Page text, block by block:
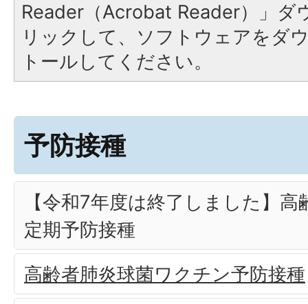
Reader（Acrobat Reader）」ダ
リックして、ソフトウェアをダ
トールしてください。
予防接種
【令和7年度は終了しました】
定期予防接種
高齢者肺炎球菌ワクチン予防接種